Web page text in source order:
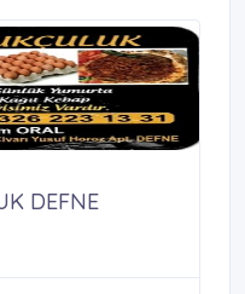
DEFNE